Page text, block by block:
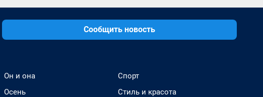
Сообщить новость
Он и она
Осень
Спорт
Стиль и красота